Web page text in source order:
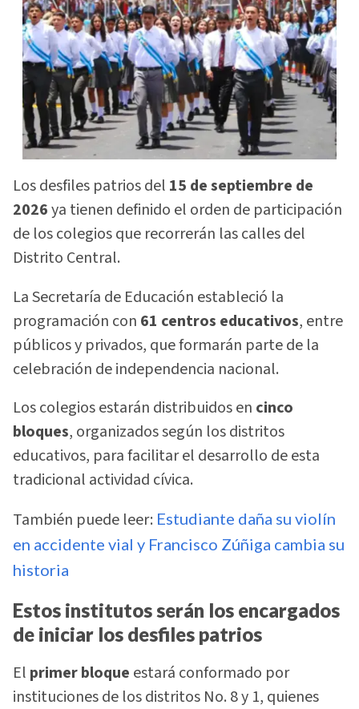
Los desfiles patrios del 15 de septiembre de
2026ya tienen definido el orden de participación
de los colegios que recorrerán las calles del
Distrito Central.
La Secretaría de Educación estableció la
programación con 61 centros educativos, entre
públicos y privados, que formarán parte de la
celebración de independencia nacional.
Los colegios estarán distribuidos en cinco
bloques, organizados según los distritos
educativos, para facilitar el desarrollo de esta
tradicional actividad cívica.
También puede leer: Estudiante daña su violín
en accidente vial y Francisco Zúñiga cambia su
historia
Estos institutos serán los encargados
de iniciar los desfiles patrios
El primer bloque estará conformado por
instituciones de los distritos No. 8 y 1, quienes